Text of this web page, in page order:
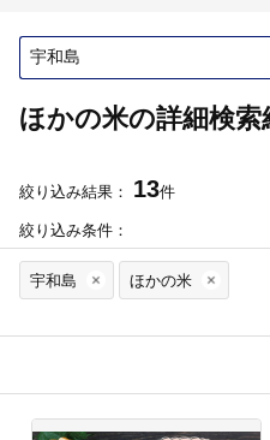
ほかの米の詳細検索
絞り込み結果： 13件
絞り込み条件：
宇和島 ほかの米